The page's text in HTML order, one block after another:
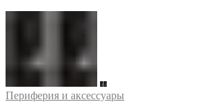
Периферия и аксессуары